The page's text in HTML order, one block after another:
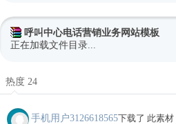
呼叫中心电话营销业务网站模板
正在加载文件目录...
热度 24
手机用户3126618565下载了 此素材